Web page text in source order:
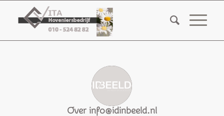
Over info@idinbeeld.nl